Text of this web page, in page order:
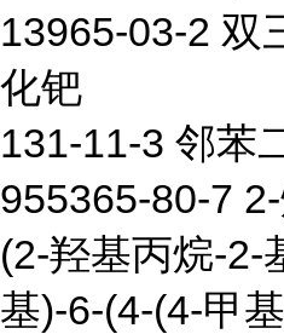
13965-03-2 双
化钯
131-11-3 邻苯
955365-80-7
(2-羟基丙烷-2-
基)-6-(4-(4-甲